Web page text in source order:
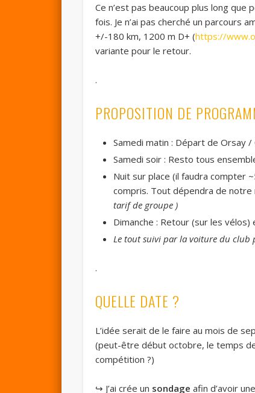
Ce n’est pas beaucoup plus long
fois. Je n’ai pas cherché un parcours
+/-180 km, 1200 m D+ (https://
variante pour le retour.
.
PROPOSITION DE
Samedi matin : Départ de Orsay /
Samedi soir : Resto tous
Nuit sur place (il faudra compter
compris. Tout dépendra de
tarif de groupe )
Dimanche : Retour (sur les
Le tout suivi par la voiture du club
.
QUELLE DATE ?
L’idée serait de le faire au mois de
(peut-être début octobre, le temps
compétition ?)
↪️ J’ai crée un sondage afin d’avoir